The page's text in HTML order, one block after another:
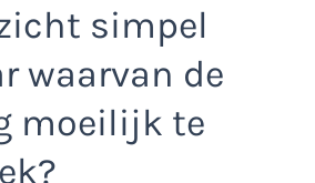
simpel
waarvan de
moeilijk te